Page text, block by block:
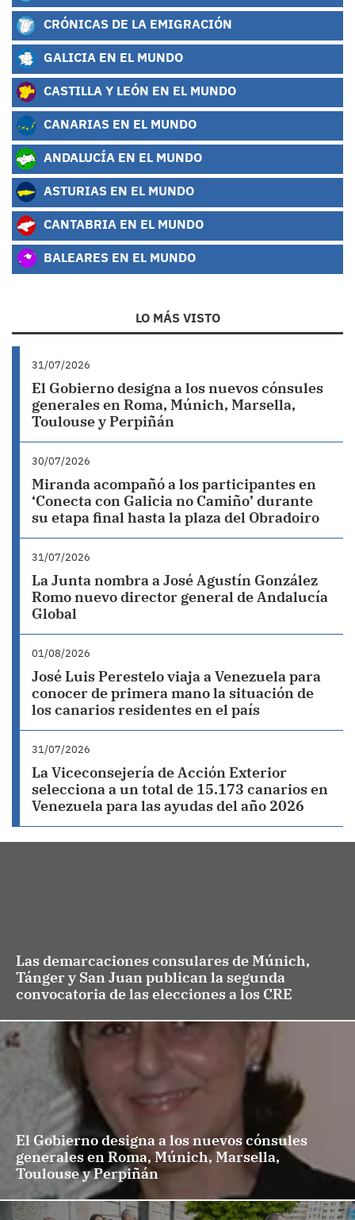
CRÓNICAS DE LA EMIGRACIÓN
GALICIA EN EL MUNDO
CASTILLA Y LEÓN EN EL MUNDO
CANARIAS EN EL MUNDO
ANDALUCÍA EN EL MUNDO
ASTURIAS EN EL MUNDO
CANTABRIA EN EL MUNDO
BALEARES EN EL MUNDO
LO MÁS VISTO
31/07/2026
El Gobierno designa a los nuevos cónsules
generales en Roma, Múnich, Marsella,
Toulouse y Perpiñán
30/07/2026
Miranda acompañó a los participantes en
‘Conecta con Galicia no Camiño’ durante
su etapa final hasta la plaza del Obradoiro
31/07/2026
La Junta nombra a José Agustín González
Romo nuevo director general de Andalucía
Global
01/08/2026
José Luis Perestelo viaja a Venezuela para
conocer de primera mano la situación de
los canarios residentes en el país
31/07/2026
La Viceconsejería de Acción Exterior
selecciona a un total de 15.173 canarios en
Venezuela para las ayudas del año 2026
Las demarcaciones consulares de Múnich,
Tánger y San Juan publican la segunda
convocatoria de las elecciones a los CRE
El Gobierno designa a los nuevos cónsules
generales en Roma, Múnich, Marsella,
Toulouse y Perpiñán